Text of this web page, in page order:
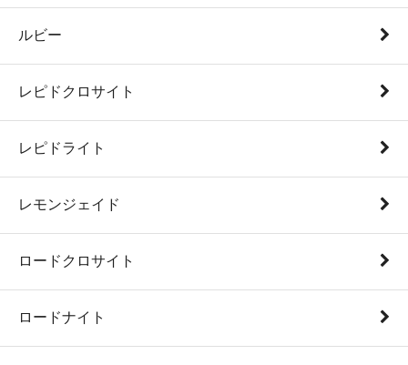
ルビー
レピドクロサイト
レピドライト
レモンジェイド
ロードクロサイト
ロードナイト